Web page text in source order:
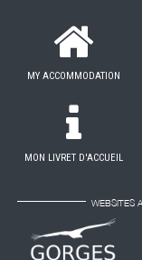
MY ACCOMMODATION
MON LIVRET D'ACCUEIL
WEBSITES